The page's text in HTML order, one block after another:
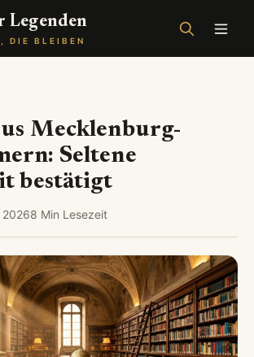
Legenden
DIE BLEIBEN
Mecklenburg-
Seltene
bestätigt
20268 Min Lesezeit